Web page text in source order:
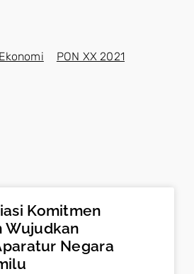
Ekonomi PON XX 2021
Komitmen
Wujudkan
Negara